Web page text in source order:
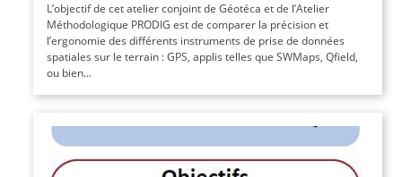
L’objectif de cet atelier conjoint de Géotéca et de l’Atelier
Méthodologique PRODIG est de comparer la précision et
l’ergonomie des différents instruments de prise de données
spatiales sur le terrain : GPS, applis telles que SWMaps, Qfield,
ou bien...